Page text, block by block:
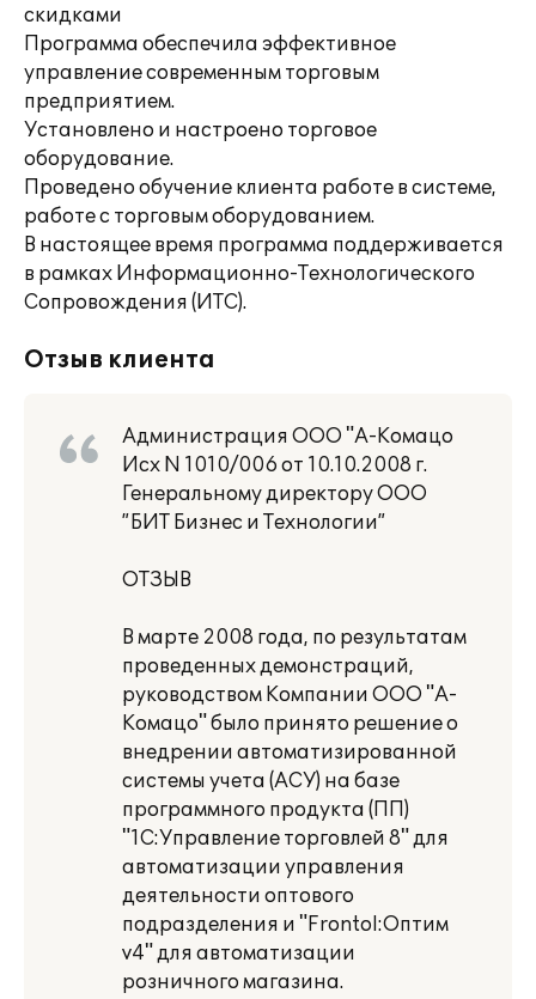
скидками
Программа обеспечила эффективное
управление современным торговым
предприятием.
Установлено и настроено торговое
оборудование.
Проведено обучение клиента работе в системе,
работе с торговым оборудованием.
В настоящее время программа поддерживается
в рамках Информационно-Технологического
Сопровождения (ИТС).
Отзыв клиента
Администрация ООО "А-Комацо
Исх N 1010/006 от 10.10.2008 г.
Генеральному директору ООО
”БИТ Бизнес и Технологии”
ОТЗЫВ
В марте 2008 года, по результатам
проведенных демонстраций,
руководством Компании ООО "А-
Комацо" было принято решение о
внедрении автоматизированной
системы учета (АСУ) на базе
программного продукта (ПП)
"1С:Управление торговлей 8" для
автоматизации управления
деятельности оптового
подразделения и "Frontol:Оптим
v4" для автоматизации
розничного магазина.